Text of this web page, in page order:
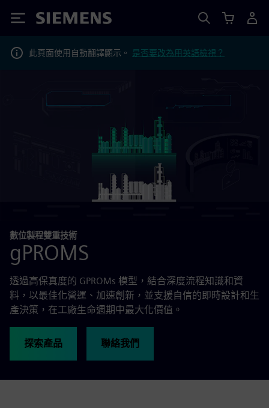
Siemens
此頁面使用自動翻譯顯示。 是否要改為用英語檢視？
數位製程雙重技術
gPROMS
透過高保真度的 GPROMs 模型，結合深度流程知識和資
料，以最佳化營運、加速創新，並支援自信的即時設計和生
產決策，在工廠生命週期中最大化價值。
探索產品 聯絡我們